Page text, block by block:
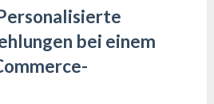
bei einem